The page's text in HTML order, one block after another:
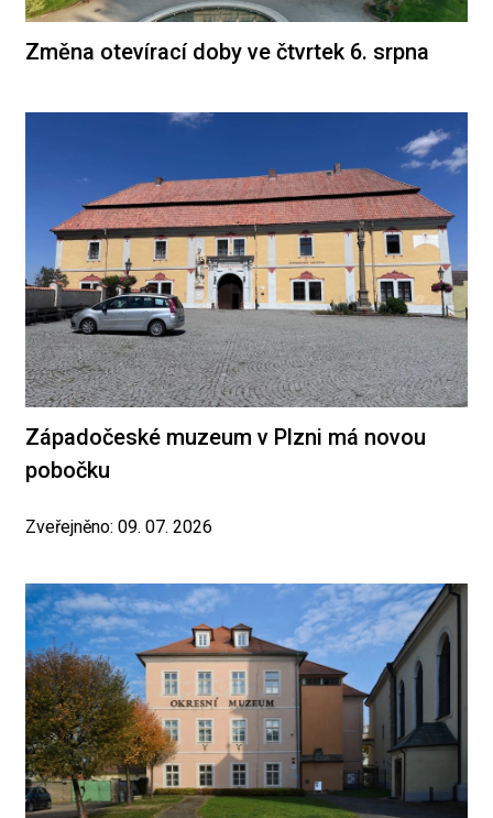
Změna otevírací doby ve čtvrtek 6. srpna
Západočeské muzeum v Plzni má novou
pobočku
Zveřejněno: 09. 07. 2026